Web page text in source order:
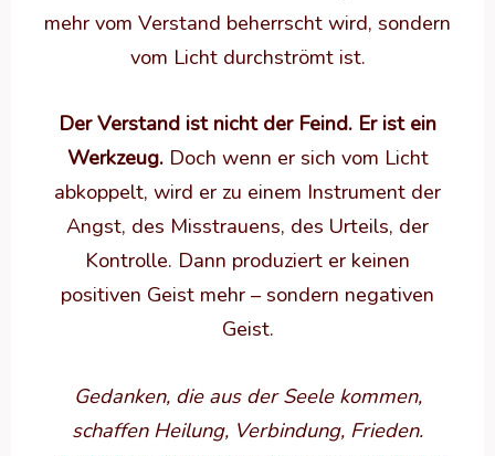
mehr vom Verstand beherrscht wird, sondern
vom Licht durchströmt ist.
Der Verstand ist nicht der Feind. Er ist ein
Werkzeug.Doch wenn er sich vom Licht
abkoppelt, wird er zu einem Instrument der
Angst, des Misstrauens, des Urteils, der
Kontrolle. Dann produziert er keinen
positiven Geist mehr – sondern negativen
Geist.
Gedanken, die aus der Seele kommen,
schaffen Heilung, Verbindung, Frieden.